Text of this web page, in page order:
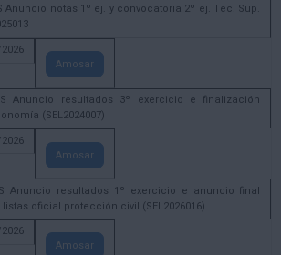
Anuncio notas 1º ej. y convocatoria 2º ej. Tec. Sup.
Amosar
Anuncio resultados 3º exercicio e finalización
(SEL2024007)
Amosar
Anuncio resultados 1º exercicio e anuncio final
oficial protección civil (SEL2026016)
Amosar